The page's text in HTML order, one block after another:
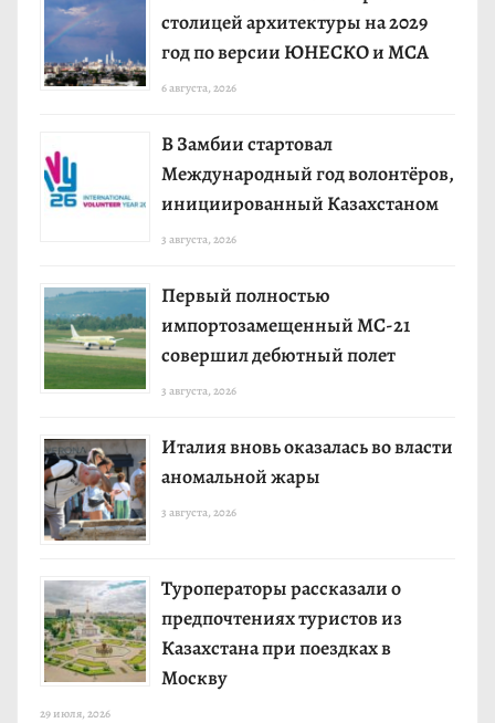
столицей архитектуры на 2029
год по версии ЮНЕСКО и МСА
6 августа, 2026
В Замбии стартовал
Международный год волонтёров,
инициированный Казахстаном
3 августа, 2026
Первый полностью
импортозамещенный МС-21
совершил дебютный полет
3 августа, 2026
Италия вновь оказалась во власти
аномальной жары
3 августа, 2026
Туроператоры рассказали о
предпочтениях туристов из
Казахстана при поездках в
Москву
29 июля, 2026